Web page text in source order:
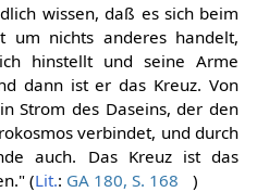
wissen, daß es sich beim
um nichts anderes handelt,
hinstellt und seine Arme
dann ist er das Kreuz. Von
Strom des Daseins, der den
verbindet, und durch
auch. Das Kreuz ist das
(Lit.: GA 180, S. 168
)